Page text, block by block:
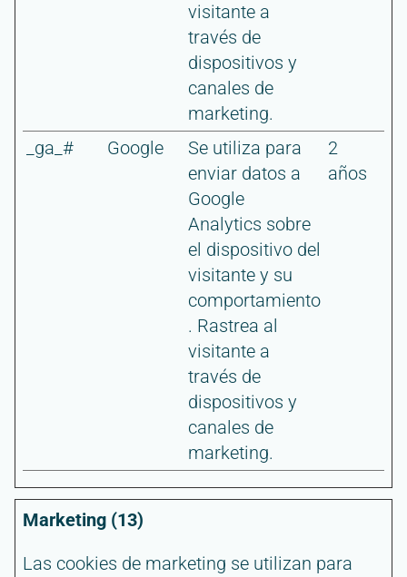
visitante a
través de
dispositivos y
canales de
marketing.
_ga_# Google
Se utiliza para
enviar datos a
Google
Analytics sobre
el dispositivo del
visitante y su
comportamiento
. Rastrea al
visitante a
través de
dispositivos y
canales de
marketing.
2
años
Marketing (13)
Las cookies de marketing se utilizan para